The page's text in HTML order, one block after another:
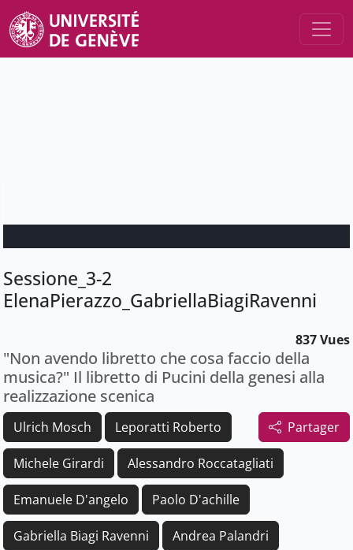
Sessione_3-2
ElenaPierazzo_GabriellaBiagiRavenni
837 Vues
"Non avendo libretto che cosa faccio della
musica?" Il libretto di Pucini della genesi alla
realizzazione scenica
Partager
Ulrich Mosch Leporatti Roberto
Michele Girardi Alessandro Roccatagliati
Emanuele D'angelo Paolo D'achille
Gabriella Biagi Ravenni Andrea Palandri